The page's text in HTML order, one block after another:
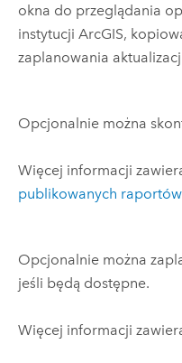
okna do przeglądania
instytucji ArcGIS,
zaplanowania
Opcjonalnie można
Więcej informacji
publikowanych raportów
Opcjonalnie można
jeśli będą dostępne.
Więcej informacji